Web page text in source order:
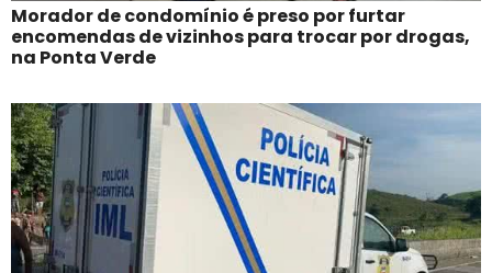
Morador de condomínio é preso por furtar
encomendas de vizinhos para trocar por drogas,
na Ponta Verde